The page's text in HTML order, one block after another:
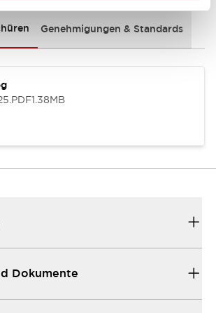
Genehmigungen & Standards
.PDF1.38MB
Dokumente